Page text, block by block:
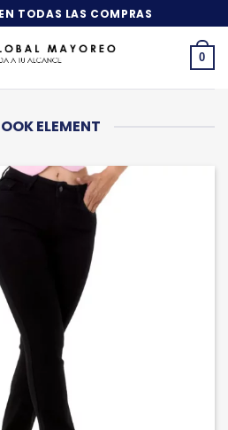
TODAS LAS COMPRAS
0
ELEMENT